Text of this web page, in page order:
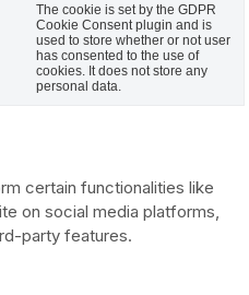
The cookie is set by the GDPR
Cookie Consent plugin and is
used to store whether or not user
has consented to the use of
cookies. It does not store any
personal data.
certain functionalities like
on social media platforms,
party features.